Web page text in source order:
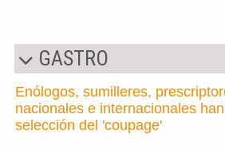
GASTRO
Enólogos, sumilleres,
nacionales e internacionales
selección del 'coupage'